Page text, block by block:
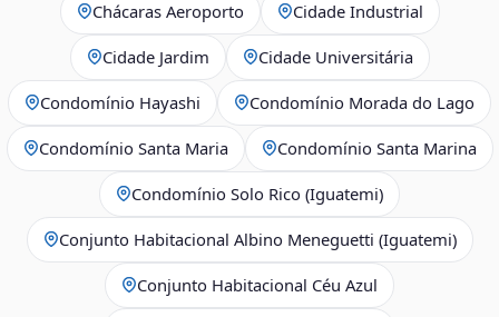
Chácaras Aeroporto Cidade Industrial
Cidade Jardim Cidade Universitária
Condomínio Hayashi Condomínio Morada do Lago
Condomínio Santa Maria Condomínio Santa Marina
Condomínio Solo Rico (Iguatemi)
Conjunto Habitacional Albino Meneguetti (Iguatemi)
Conjunto Habitacional Céu Azul